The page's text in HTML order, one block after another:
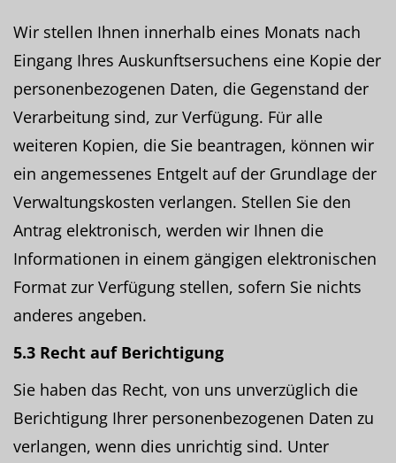
Wir stellen Ihnen innerhalb eines Monats nach
Eingang Ihres Auskunftsersuchens eine Kopie der
personenbezogenen Daten, die Gegenstand der
Verarbeitung sind, zur Verfügung. Für alle
weiteren Kopien, die Sie beantragen, können wir
ein angemessenes Entgelt auf der Grundlage der
Verwaltungskosten verlangen. Stellen Sie den
Antrag elektronisch, werden wir Ihnen die
Informationen in einem gängigen elektronischen
Format zur Verfügung stellen, sofern Sie nichts
anderes angeben.
5.3 Recht auf Berichtigung
Sie haben das Recht, von uns unverzüglich die
Berichtigung Ihrer personenbezogenen Daten zu
verlangen, wenn dies unrichtig sind. Unter